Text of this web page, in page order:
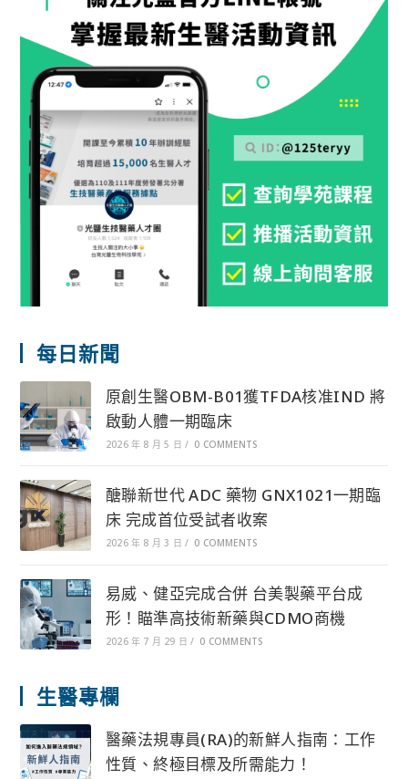
每日新聞
原創生醫OBM-B01獲TFDA核准IND 將
啟動人體一期臨床
2026 年 8 月 5 日 / 0 COMMENTS
醣聯新世代 ADC 藥物 GNX1021一期臨
床 完成首位受試者收案
2026 年 8 月 3 日 / 0 COMMENTS
易威、健亞完成合併 台美製藥平台成
形！瞄準高技術新藥與CDMO商機
2026 年 7 月 29 日 / 0 COMMENTS
生醫專欄
醫藥法規專員(RA)的新鮮人指南：工作
性質、終極目標及所需能力！